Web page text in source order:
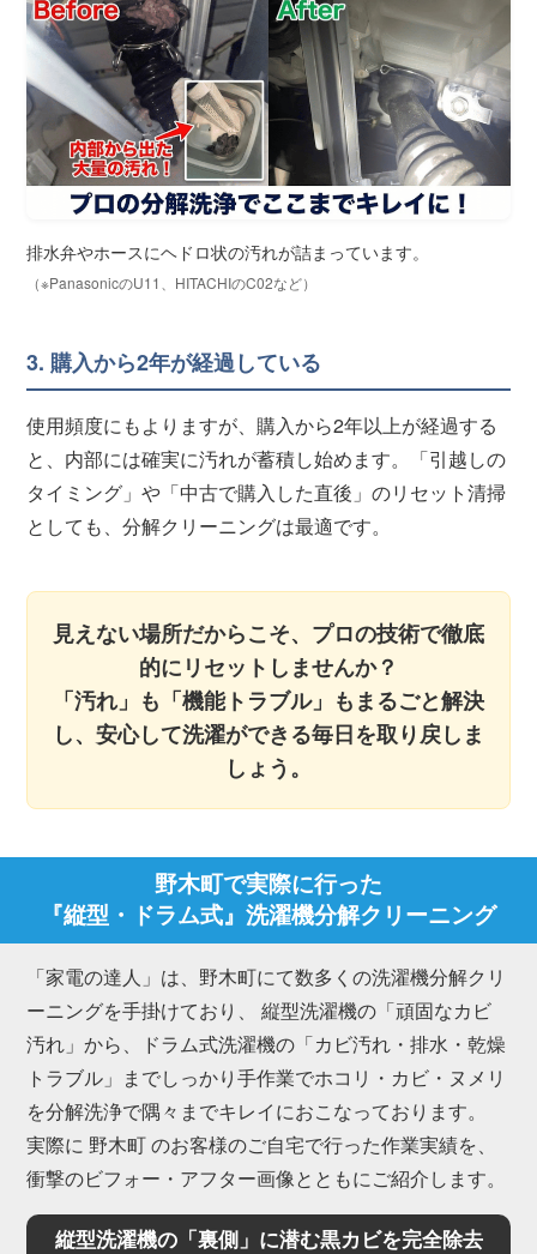
排水弁やホースにヘドロ状の汚れが詰まっています。
（※PanasonicのU11、HITACHIのC02など）
3. 購入から2年が経過している
使用頻度にもよりますが、購入から2年以上が経過する
と、内部には確実に汚れが蓄積し始めます。「引越しの
タイミング」や「中古で購入した直後」のリセット清掃
としても、分解クリーニングは最適です。
見えない場所だからこそ、プロの技術で徹底
的にリセットしませんか？
「汚れ」も「機能トラブル」もまるごと解決
し、安心して洗濯ができる毎日を取り戻しま
しょう。
野木町で実際に行った
『縦型・ドラム式』洗濯機分解クリーニング
「家電の達人」は、野木町にて数多くの洗濯機分解クリ
ーニングを手掛けており、 縦型洗濯機の「頑固なカビ
汚れ」から、ドラム式洗濯機の「カビ汚れ・排水・乾燥
トラブル」までしっかり手作業でホコリ・カビ・ヌメリ
を分解洗浄で隅々までキレイにおこなっております。
実際に 野木町 のお客様のご自宅で行った作業実績を、
衝撃のビフォー・アフター画像とともにご紹介します。
縦型洗濯機の「裏側」に潜む黒カビを完全除去